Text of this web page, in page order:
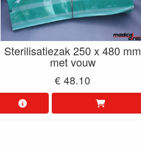
Sterilisatiezak 250 x 480 mm
met vouw
€ 48.10